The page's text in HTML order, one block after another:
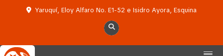
Yaruquí, Eloy Alfaro No. E1-52 e Isidro Ayora, Esquina